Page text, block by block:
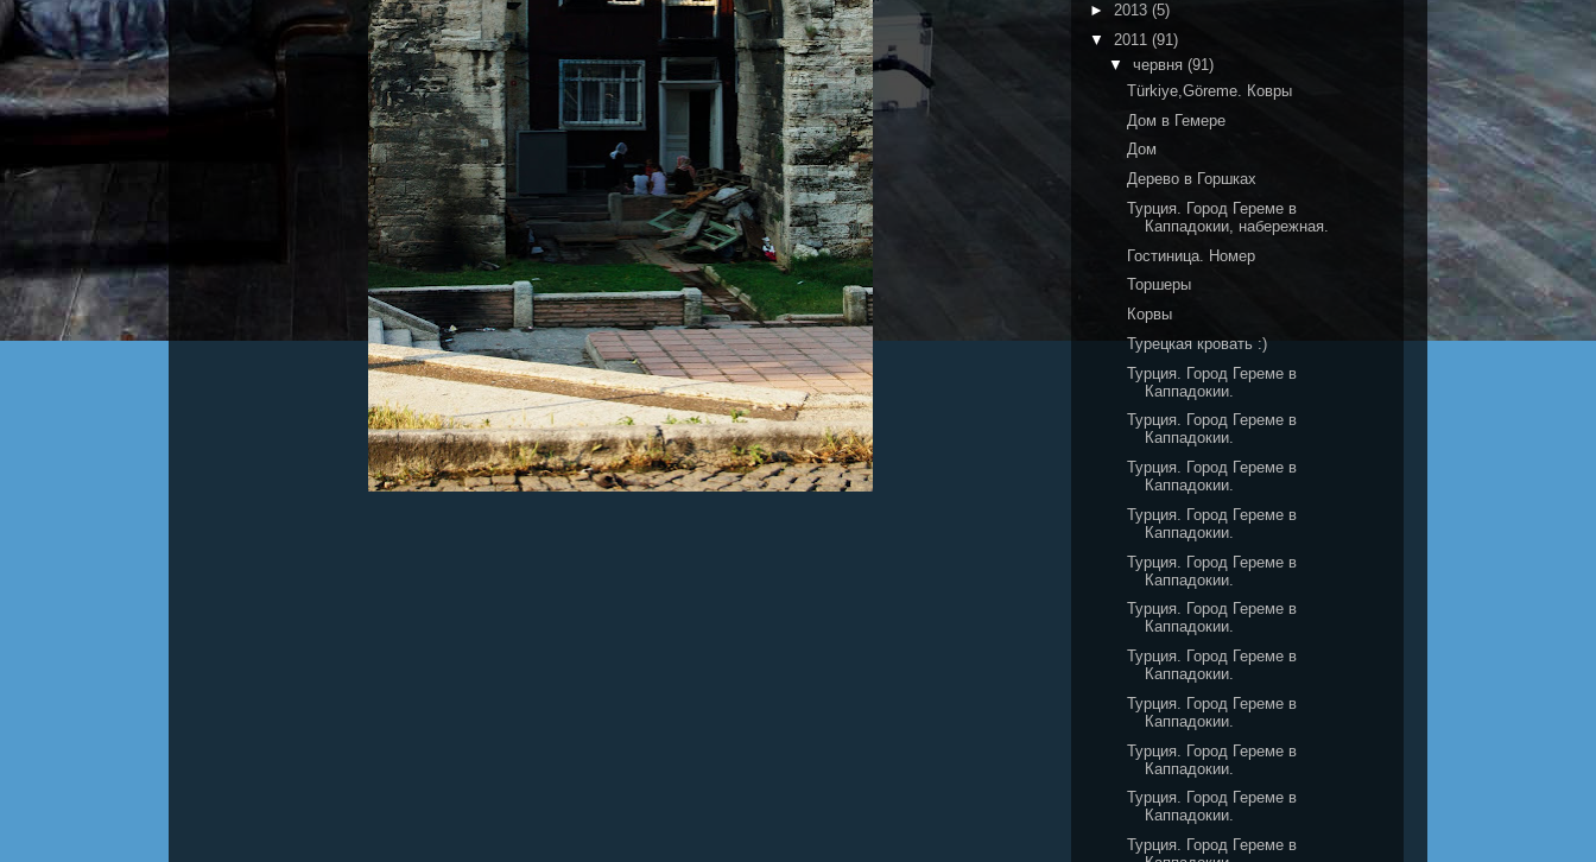
► 2013 (5)
▼ 2011 (91)
▼ червня (91)
Türkiye,Göreme. Ковры
Дом в Гемере
Дом
Дерево в Горшках
Турция. Город Гереме в
Каппадокии, набережная.
Гостиница. Номер
Торшеры
Корвы
Турецкая кровать :)
Турция. Город Гереме в
Каппадокии.
Турция. Город Гереме в
Каппадокии.
Турция. Город Гереме в
Каппадокии.
Турция. Город Гереме в
Каппадокии.
Турция. Город Гереме в
Каппадокии.
Турция. Город Гереме в
Каппадокии.
Турция. Город Гереме в
Каппадокии.
Турция. Город Гереме в
Каппадокии.
Турция. Город Гереме в
Каппадокии.
Турция. Город Гереме в
Каппадокии.
Турция. Город Гереме в